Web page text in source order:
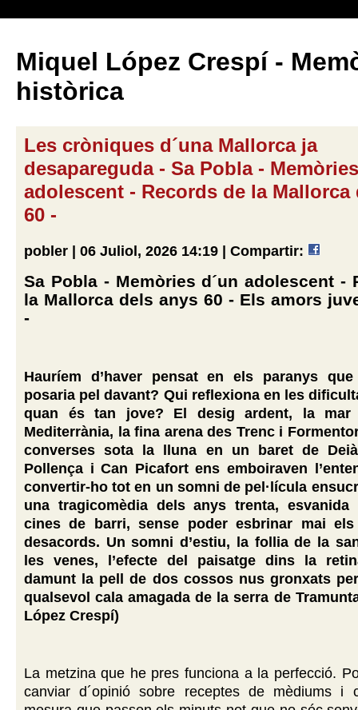
Miquel López Crespí -
històrica
Les cròniques d´una Mallorca ja
desapareguda - Sa Pobla -
adolescent - Records de la Mallorca
60 -
pobler | 06 Juliol, 2026 14:19 | Compartir:
Sa Pobla - Memòries d´un adolescent -
la Mallorca dels anys 60 - Els amors
-
Hauríem d’haver pensat en els paranys
posaria pel davant? Qui reflexiona en les
quan és tan jove? El desig ardent, la
Mediterrània, la fina arena des Trenc i
converses sota la lluna en un baret de
Pollença i Can Picafort ens emboiraven
convertir-ho tot en un somni de pel·lícula
una tragicomèdia dels anys trenta, esvanida
cines de barri, sense poder esbrinar mai
desacords. Un somni d’estiu, la follia de la
les venes, l’efecte del paisatge dins la
damunt la pell de dos cossos nus gronxats
qualsevol cala amagada de la serra de
López Crespí)
La metzina que he pres funciona a la perfecció.
canviar d´opinió sobre receptes de mèdiums i